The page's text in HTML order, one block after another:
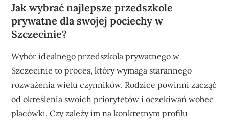
Jak wybrać najlepsze przedszkole
prywatne dla swojej pociechy w
Szczecinie?
Wybór idealnego przedszkola prywatnego w
Szczecinie to proces, który wymaga starannego
rozważenia wielu czynników. Rodzice powinni zacząć
od określenia swoich priorytetów i oczekiwań wobec
placówki. Czy zależy im na konkretnym profilu